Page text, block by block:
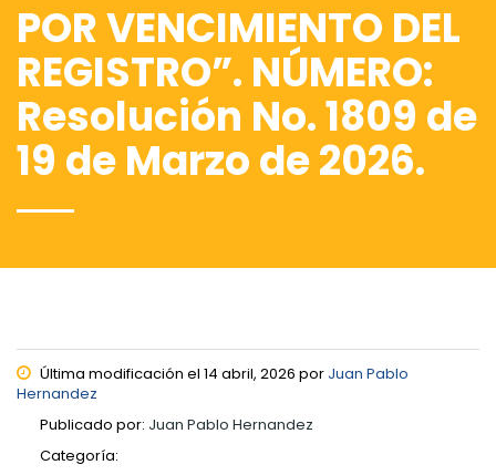
POR VENCIMIENTO DEL
REGISTRO”. NÚMERO:
Resolución No. 1809 de
19 de Marzo de 2026.
Última modificación el 14 abril, 2026 por Juan Pablo
Hernandez
Publicado por: Juan Pablo Hernandez
Categoría: